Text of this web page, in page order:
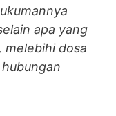
apa yang
melebihi dosa